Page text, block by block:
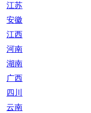
江苏
安徽
江西
河南
湖南
广西
四川
云南